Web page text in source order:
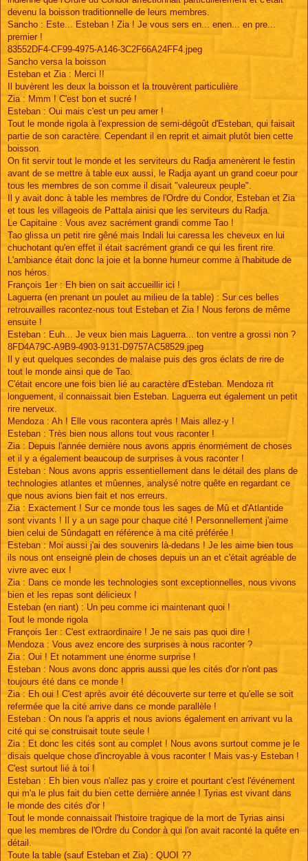
devenu la boisson traditionnelle de leurs membres.
Sancho : Este... Esteban ! Zia ! Je vous sers en... enen... en pre...
premier !
83552DF4-CF99-4975-A146-3C2F66A24FF4.jpeg
Sancho versa la boisson
Esteban et Zia : Merci !!
Il buvèrent les deux la boisson et la trouvèrent particulière
Zia : Mmm ! C'est bon et sucré !
Esteban : Oui mais c'est un peu amer !
Tout le monde rigola à l'expression de semi-dégoût d'Esteban, qui faisait
partie de son caractère. Cependant il en reprit et aimait plutôt bien cette
boisson.
On fit servir tout le monde et les serviteurs du Radja amenèrent le festin
avant de se mettre à table eux aussi, le Radja ayant un grand coeur pour
tous les membres de son comme il disait "valeureux peuple".
Il y avait donc à table les membres de l'Ordre du Condor, Esteban et Zia
et tous les villageois de Pattala ainisi que les serviteurs du Radja.
Le Capitaine : Vous avez sacrément grandi comme Tao !
Tao glissa un petit rire gêné mais Indali lui caressa les cheveux en lui
chuchotant qu'en effet il était sacrément grandi ce qui les firent rire.
L'ambiance était donc la joie et la bonne humeur comme à l'habitude de
nos héros.
François 1er : Eh bien on sait accueillir ici !
Laguerra (en prenant un poulet au milieu de la table) : Sur ces belles
retrouvailles racontez-nous tout Esteban et Zia ! Nous ferons de même
ensuite !
Esteban : Euh... Je veux bien mais Laguerra... ton ventre a grossi non ?
8FD4A79C-A9B9-4903-9131-D9757AC58529.jpeg
Il y eut quelques secondes de malaise puis des gros éclats de rire de
tout le monde ainsi que de Tao.
C'était encore une fois bien lié au caractère d'Esteban. Mendoza rit
longuement, il connaissait bien Esteban. Laguerra eut également un petit
rire nerveux.
Mendoza : Ah ! Elle vous racontera après ! Mais allez-y !
Esteban : Très bien nous allons tout vous raconter !
Zia : Depuis l'année dernière nous avons appris énormément de choses
et il y a également beaucoup de surprises à vous raconter !
Esteban : Nous avons appris essentiellement dans le détail des plans de
technologies atlantes et mûennes, analysé notre quête en regardant ce
que nous avions bien fait et nos erreurs.
Zia : Exactement ! Sur ce monde tous les sages de Mû et d'Atlantide
sont vivants ! Il y a un sage pour chaque cité ! Personnellement j'aime
bien celui de Sûndagatt en référence à ma cité préférée !
Esteban : Moi aussi j'ai des souvenirs là-dedans ! Je les aime bien tous
ils nous ont enseigné plein de choses depuis un an et c'était agréable de
vivre avec eux !
Zia : Dans ce monde les technologies sont exceptionnelles, nous vivons
bien et les repas sont délicieux !
Esteban (en riant) : Un peu comme ici maintenant quoi !
Tout le monde rigola
François 1er : C'est extraordinaire ! Je ne sais pas quoi dire !
Mendoza : Vous avez encore des surprises à nous raconter ?
Zia : Oui ! Et notamment une énorme surprise !
Esteban : Nous avons donc appris aussi que les cités d'or n'ont pas
toujours été dans ce monde !
Zia : Eh oui ! C'est après avoir été découverte sur terre et qu'elle se soit
refermée que la cité arrive dans ce monde parallèle !
Esteban : On nous l'a appris et nous avions également en arrivant vu la
cité qui se construisait toute seule !
Zia : Et donc les cités sont au complet ! Nous avons surtout comme je le
disais quelque chose d'incroyable à vous raconter ! Mais vas-y Esteban !
C'est surtout lié à toi !
Esteban : Eh bien vous n'allez pas y croire et pourtant c'est l'événement
qui m'a le plus fait du bien cette dernière année ! Tyrias est vivant dans
le monde des cités d'or !
Tout le monde connaissait l'histoire tragique de la mort de Tyrias ainsi
que les membres de l'Ordre du Condor à qui l'on avait raconté la quête en
détail.
Toute la table (sauf Esteban et Zia) : QUOI ??